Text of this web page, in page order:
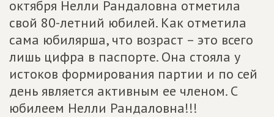
октября Нелли Рандаловна отметила
свой 80-летний юбилей. Как отметила
сама юбилярша, что возраст – это всего
лишь цифра в паспорте. Она стояла у
истоков формирования партии и по сей
день является активным ее членом. С
юбилеем Нелли Рандаловна!!!